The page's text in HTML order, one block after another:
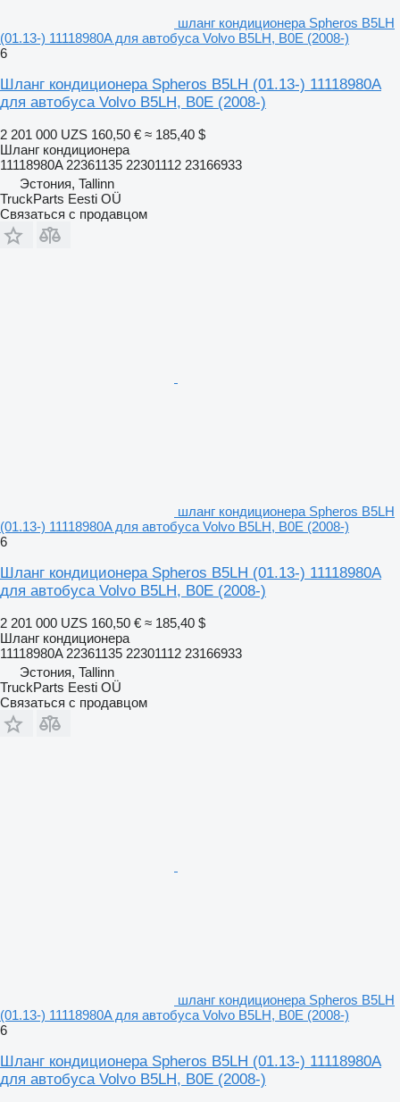
шланг кондиционера Spheros B5LH
(01.13-) 11118980A для автобуса Volvo B5LH, B0E (2008-)
6
Шланг кондиционера Spheros B5LH (01.13-) 11118980A
для автобуса Volvo B5LH, B0E (2008-)
2 201 000 UZS 160,50 € ≈ 185,40 $
Шланг кондиционера
11118980A 22361135 22301112 23166933
Эстония, Tallinn
TruckParts Eesti OÜ
Связаться с продавцом
шланг кондиционера Spheros B5LH
(01.13-) 11118980A для автобуса Volvo B5LH, B0E (2008-)
6
Шланг кондиционера Spheros B5LH (01.13-) 11118980A
для автобуса Volvo B5LH, B0E (2008-)
2 201 000 UZS 160,50 € ≈ 185,40 $
Шланг кондиционера
11118980A 22361135 22301112 23166933
Эстония, Tallinn
TruckParts Eesti OÜ
Связаться с продавцом
шланг кондиционера Spheros B5LH
(01.13-) 11118980A для автобуса Volvo B5LH, B0E (2008-)
6
Шланг кондиционера Spheros B5LH (01.13-) 11118980A
для автобуса Volvo B5LH, B0E (2008-)